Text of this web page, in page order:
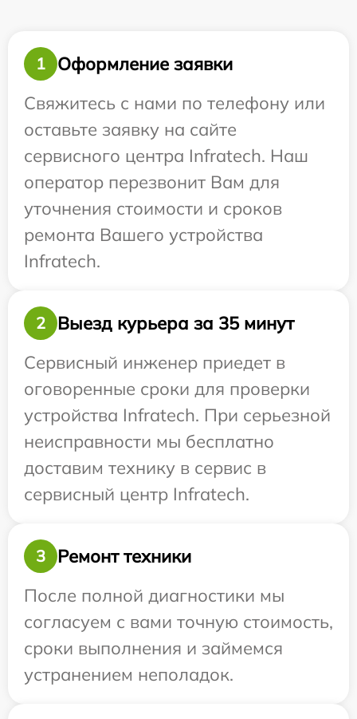
1
Оформление заявки
Свяжитесь с нами по телефону или
оставьте заявку на сайте
сервисного центра Infratech. Наш
оператор перезвонит Вам для
уточнения стоимости и сроков
ремонта Вашего устройства
Infratech.
2
Выезд курьера за 35 минут
Сервисный инженер приедет в
оговоренные сроки для проверки
устройства Infratech. При серьезной
неисправности мы бесплатно
доставим технику в сервис в
сервисный центр Infratech.
3
Ремонт техники
После полной диагностики мы
согласуем с вами точную стоимость,
сроки выполнения и займемся
устранением неполадок.